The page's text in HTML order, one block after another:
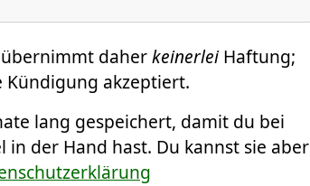
daherkeinerlei Haftung;
Kündigung akzeptiert.
lang gespeichert, damit du bei
der Hand hast. Du kannst sie aber